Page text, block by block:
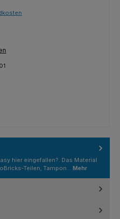
hier eingefallen?. Das Material
Teilen, Tampon… Mehr